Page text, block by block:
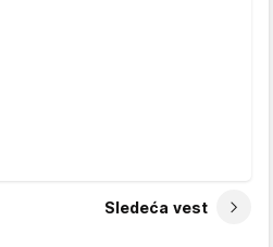
Sledeća vest